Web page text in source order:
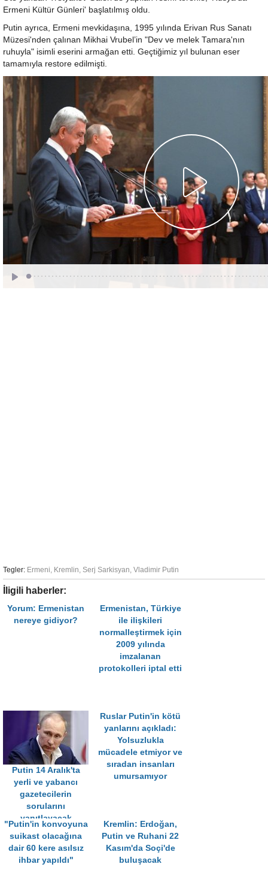
Ermeni Kültür Günleri' başlatılmış oldu.
Putin ayrıca, Ermeni mevkidaşına, 1995 yılında Erivan Rus Sanatı
Müzesi'nden çalınan Mikhai Vrubel’in "Dev ve melek Tamara'nın
ruhuyla" isimli eserini armağan etti. Geçtiğimiz yıl bulunan eser
tamamıyla restore edilmişti.
Tegler: Ermeni, Kremlin, Serj Sarkisyan, Vladimir Putin
İligili haberler:
Yorum: Ermenistan
nereye gidiyor?
Ermenistan, Türkiye
ile ilişkileri
normalleştirmek için
2009 yılında
imzalanan
protokolleri iptal etti
Putin 14 Aralık'ta
yerli ve yabancı
gazetecilerin
sorularını
yanıtlayacak
Ruslar Putin'in kötü
yanlarını açıkladı:
Yolsuzlukla
mücadele etmiyor ve
sıradan insanları
umursamıyor
"Putin'in konvoyuna
suikast olacağına
dair 60 kere asılsız
ihbar yapıldı"
Kremlin: Erdoğan,
Putin ve Ruhani 22
Kasım'da Soçi'de
buluşacak